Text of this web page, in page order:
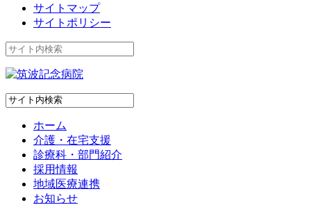
サイトマップ
サイトポリシー
ホーム
介護・在宅支援
診療科・部門紹介
採用情報
地域医療連携
お知らせ